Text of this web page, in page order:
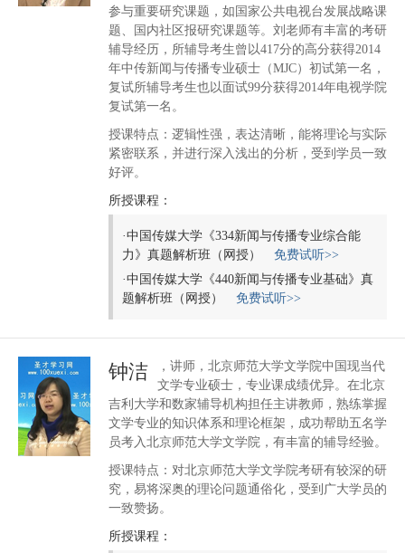
参与重要研究课题，如国家公共电视台发展战略课
题、国内社区报研究课题等。刘老师有丰富的考研
辅导经历，所辅导考生曾以417分的高分获得2014
年中传新闻与传播专业硕士（MJC）初试第一名，
复试所辅导考生也以面试99分获得2014年电视学院
复试第一名。
授课特点：逻辑性强，表达清晰，能将理论与实际
紧密联系，并进行深入浅出的分析，受到学员一致
好评。
所授课程：
·中国传媒大学《334新闻与传播专业综合能
力》真题解析班（网授） 免费试听>>
·中国传媒大学《440新闻与传播专业基础》真
题解析班（网授） 免费试听>>
钟洁
，讲师，北京师范大学文学院中国现当代
文学专业硕士，专业课成绩优异。在北京
吉利大学和数家辅导机构担任主讲教师，熟练掌握
文学专业的知识体系和理论框架，成功帮助五名学
员考入北京师范大学文学院，有丰富的辅导经验。
授课特点：对北京师范大学文学院考研有较深的研
究，易将深奥的理论问题通俗化，受到广大学员的
一致赞扬。
所授课程：